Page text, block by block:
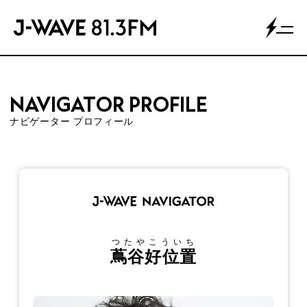
NAVIGATOR PROFILE
ナビゲーター プロフィール
蔦谷好位置
つたやこういち